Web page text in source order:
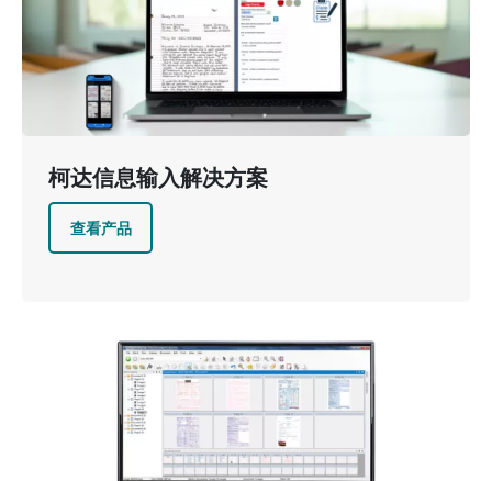
柯达信息输入解决方案
查看产品